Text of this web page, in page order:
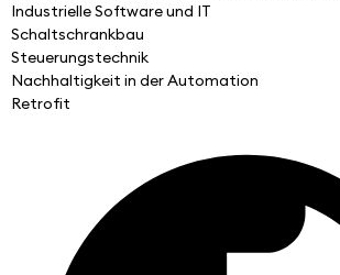
Industrielle Software und IT
Schaltschrankbau
Steuerungstechnik
Nachhaltigkeit in der Automation
Retrofit